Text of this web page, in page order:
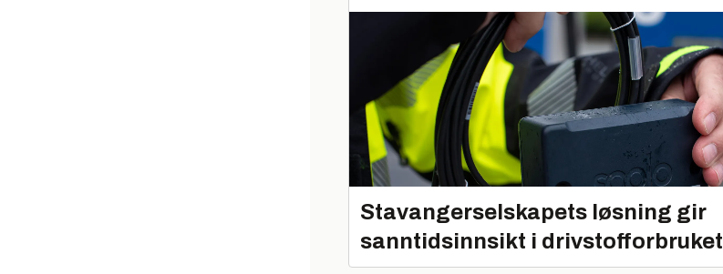
Stavangerselskapets løsning gir
sanntidsinnsikt i drivstofforbruket